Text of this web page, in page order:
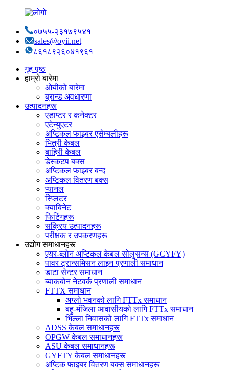
०७५५-२३१७९५४१
sales@oyii.net
८६१८९२६०४१९६१
गृह पृष्ठ
हाम्रो बारेमा
ओयीको बारेमा
ब्रान्ड अवधारणा
उत्पादनहरू
एडाप्टर र कनेक्टर
एटेन्युएटर
अप्टिकल फाइबर एसेम्बलीहरू
भित्री केबल
बाहिरी केबल
डेस्कटप बक्स
अप्टिकल फाइबर बन्द
अप्टिकल वितरण बक्स
प्यानल
स्प्लिटर
क्याबिनेट
फिटिंगहरू
सक्रिय उत्पादनहरू
परीक्षक र उपकरणहरू
उद्योग समाधानहरू
एयर-ब्लोन अप्टिकल केबल सोलुसन्स (GCYFY)
पावर ट्रान्समिसन लाइन प्रणाली समाधान
डाटा सेन्टर समाधान
ब्याकबोन नेटवर्क प्रणाली समाधान
FTTX समाधान
अग्लो भवनको लागि FTTx समाधान
बहु-मंजिला आवासीयको लागि FTTx समाधान
भिल्ला निवासको लागि FTTx समाधान
ADSS केबल समाधानहरू
OPGW केबल समाधानहरू
ASU केबल समाधानहरू
GYFTY केबल समाधानहरू
अप्टिक फाइबर वितरण बक्स समाधानहरू